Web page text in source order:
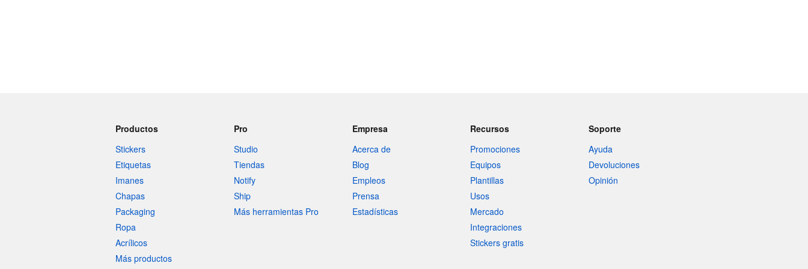
Productos
Stickers
Etiquetas
Imanes
Chapas
Packaging
Ropa
Acrílicos
Más productos
Pro
Studio
Tiendas
Notify
Ship
Más herramientas Pro
Empresa
Acerca de
Blog
Empleos
Prensa
Estadísticas
Recursos
Promociones
Equipos
Plantillas
Usos
Mercado
Integraciones
Stickers gratis
Soporte
Ayuda
Devoluciones
Opinión